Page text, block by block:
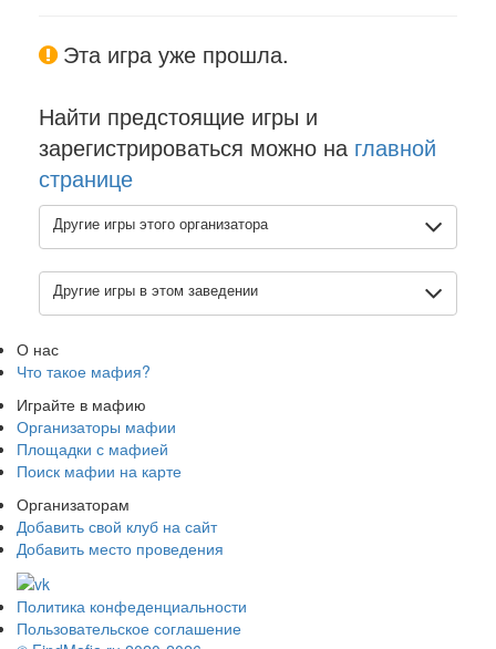
Эта игра уже прошла.
Найти предстоящие игры и
зарегистрироваться можно на главной
странице
Другие игры этого организатора
Другие игры в этом заведении
О нас
Что такое мафия?
Играйте в мафию
Организаторы мафии
Площадки с мафией
Поиск мафии на карте
Организаторам
Добавить свой клуб на сайт
Добавить место проведения
Политика конфеденциальности
Пользовательское соглашение